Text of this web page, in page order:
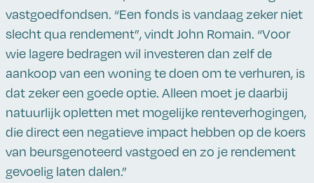
vastgoedfondsen. “Een fonds is vandaag zeker niet
slecht qua rendement”, vindt John Romain. “Voor
wie lagere bedragen wil investeren dan zelf de
aankoop van een woning te doen om te verhuren, is
dat zeker een goede optie. Alleen moet je daarbij
natuurlijk opletten met mogelijke renteverhogingen,
die direct een negatieve impact hebben op de koers
van beursgenoteerd vastgoed en zo je rendement
gevoelig laten dalen.”